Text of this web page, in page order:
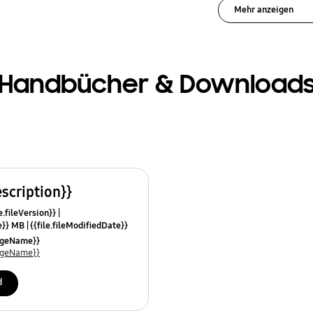
Mehr anzeigen
&
MB {{file.fileModifiedDate}}